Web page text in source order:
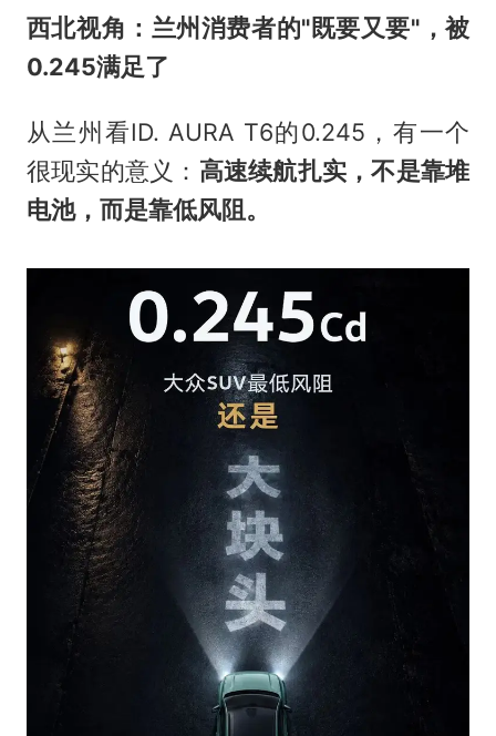
西北视角：兰州消费者的"既要又要"，被
0.245满足了
从兰州看ID. AURA T6的0.245，有一个
很现实的意义： 高速续航扎实，不是靠堆
电池，而是靠低风阻。